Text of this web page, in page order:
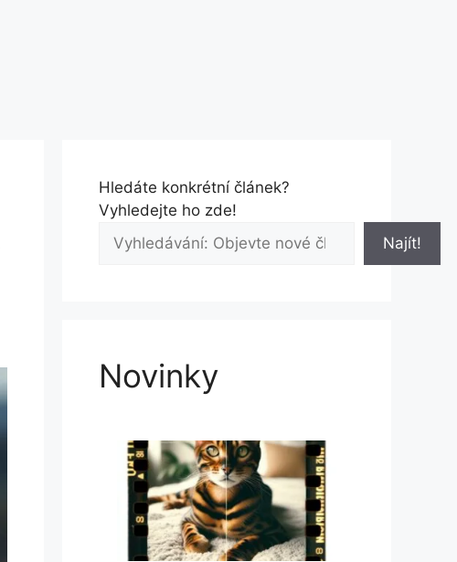
Hledáte konkrétní článek?
Vyhledejte ho zde!
Najít!
Novinky